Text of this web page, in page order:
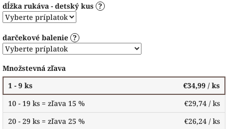
dĺžka rukáva - detský kus ?
darčekové balenie ?
Množstevná zľava
1 - 9 ks
€34,99 / ks
10 - 19 ks = zľava 15 %
€29,74 / ks
20 - 29 ks = zľava 25 %
€26,24 / ks